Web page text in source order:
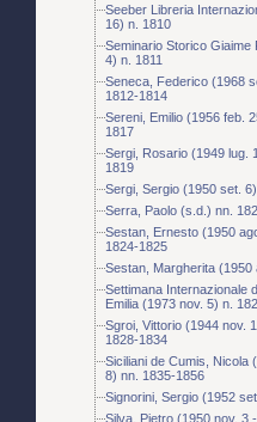
Seeber Libreria
16) n. 1810
Seminario Storico Giaime
4) n. 1811
Seneca, Federico (1968
1812-1814
Sereni, Emilio (1956 feb.
1817
Sergi, Rosario (1949 lug.
1819
Sergi, Sergio (1950 set.
Serra, Paolo (s.d.) nn.
Sestan, Ernesto (1950
1824-1825
Sestan, Margherita (1950
Settimana Internazionale
Emilia (1973 nov. 5) n.
Sgroi, Vittorio (1944 nov.
1828-1834
Siciliani de Cumis, Nicola
8) nn. 1835-1856
Signorini, Sergio (1952
Silva, Pietro (1950 nov. 3